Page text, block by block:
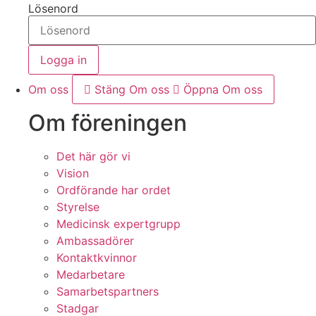
Lösenord
Logga in
Om oss Stäng Om oss Öppna Om oss
Om föreningen
Det här gör vi
Vision
Ordförande har ordet
Styrelse
Medicinsk expertgrupp
Ambassadörer
Kontaktkvinnor
Medarbetare
Samarbetspartners
Stadgar